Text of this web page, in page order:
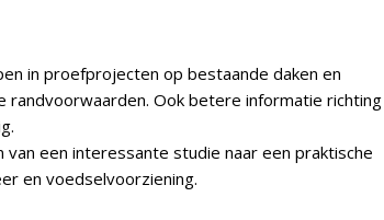
in proefprojecten op bestaande daken en
randvoorwaarden. Ook betere informatie richting
van een interessante studie naar een praktische
en voedselvoorziening.